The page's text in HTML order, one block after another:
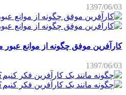
1397/06/03
چگونه مانند یک کارآفرین فکر کنیم؟
1397/05/27
پیشنهاد ویژه